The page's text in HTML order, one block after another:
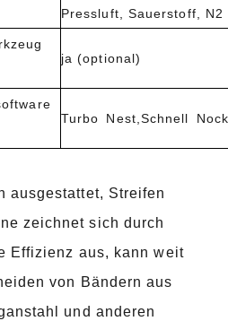
Pressluft, Sauerstoff, N2
ja (optional)
Turbo Nest ,Schnell
ausgestattet, Streifen
zeichnet sich durch
Effizienz aus, kann weit
von Bändern aus
und anderen